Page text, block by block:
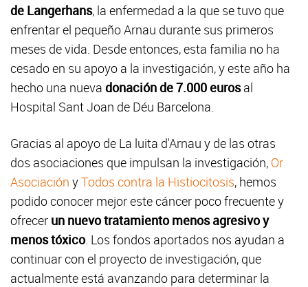
de Langerhans, la enfermedad a la que se tuvo que
enfrentar el pequeño Arnau durante sus primeros
meses de vida. Desde entonces, esta familia no ha
cesado en su apoyo a la investigación, y este año ha
hecho una nueva donación de 7.000 eurosal
Hospital Sant Joan de Déu Barcelona.
Gracias al apoyo de La luita d'Arnau y de las otras
dos asociaciones que impulsan la investigación, Or
Asociación yTodos contra la Histiocitosis, hemos
podido conocer mejor este cáncer poco frecuente y
ofrecer un nuevo tratamiento menos agresivo y
menos tóxico. Los fondos aportados nos ayudan a
continuar con el proyecto de investigación, que
actualmente está avanzando para determinar la